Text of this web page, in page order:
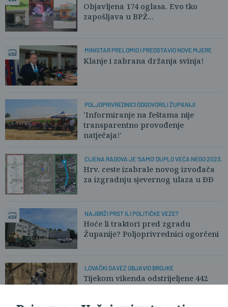
Objavljena 174 oglasa. Evo tko
zapošljava u BPŽ...
MINISTAR PRELOMIO I PREDSTAVIO NOVE MJERE
Klanje i zabrana držanja svinja!
POLJOPRIVREDNICI ODGOVORILI ŽUPANIJI
'Informiranje na feštama nije
transparentno provođenje
natječaja!'
CIJENA RADOVA JE 'SAMO' DUPLO VEĆA NEGO 2023.
Hrv. ceste izabrale novog izvođača
za izgradnju sjevernog ulaza u ĐĐ
NAJBRŽI PRST ILI POLITIČKE VEZE?
Hoće li traktori pred zgradu
Županije? Poljoprivrednici ogorčeni
LOVAČKI SAVEZ OBJAVIO BROJKE
Tijekom vikenda odstrijeljene 442